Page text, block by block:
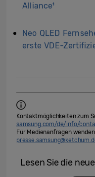
Alliance¹
Neo QLED
erste VDE-
Kontaktmöglichkeiten zum
samsung.com/de/info/
Für Medienanfragen
Lesen Sie die